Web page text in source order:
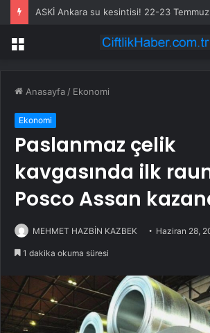
Menü
Anasayfa / Ekonomi
Ekonomi
Paslanmaz çelik
kavgasında ilk
Posco Assan
MEHMET HAZBİN KAZBEK Haziran 28,
1 dakika okuma süresi